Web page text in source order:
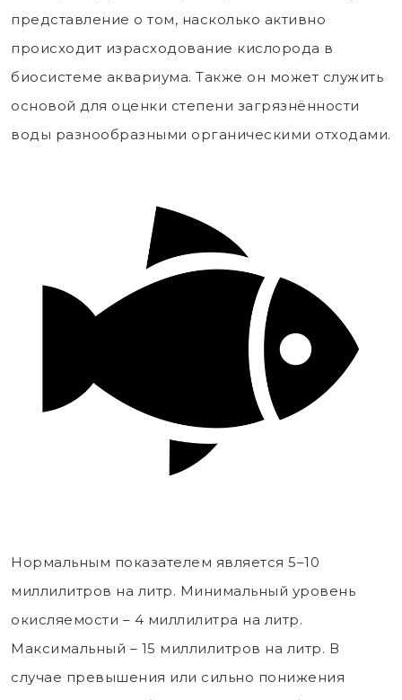
представление о том, насколько активно
происходит израсходование кислорода в
биосистеме аквариума. Также он может служить
основой для оценки степени загрязнённости
воды разнообразными органическими отходами.
Нормальным показателем является 5–10
миллилитров на литр. Минимальный уровень
окисляемости – 4 миллилитра на литр.
Максимальный – 15 миллилитров на литр. В
случае превышения или сильно понижения